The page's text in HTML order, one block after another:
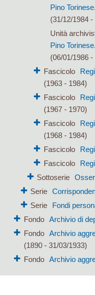
Pino
(31/12/1984
Unità
Pino
(06/01/1986
Fascicolo
(1963 - 1984)
Fascicolo
(1967 - 1970)
Fascicolo
(1968 - 1984)
Fascicolo
Fascicolo
Sottoserie
Serie
Serie
Fondi
Fondo
Archivio di
Fondo
Archivio
(1890 - 31/03/1933)
Fondo
Archivio